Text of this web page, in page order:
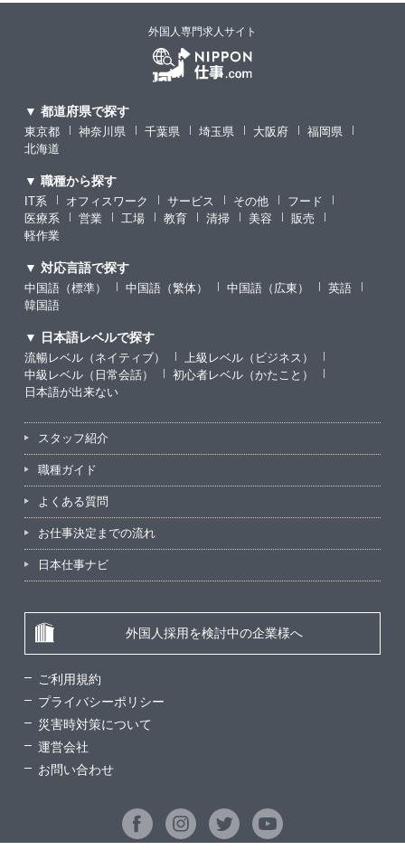
外国人専門求人サイト
▼ 都道府県で探す
東京都 神奈川県 千葉県 埼玉県 大阪府
福岡県
北海道
▼ 職種から探す
IT系 オフィスワーク サービス その他
フード
医療系
営業 工場 教育 清掃 美容
販売
軽作業
▼ 対応言語で探す
中国語（標準） 中国語（繁体） 中国語（広東）
英語
韓国語
▼ 日本語レベルで探す
流暢レベル（ネイティブ）
上級レベル（ビジネス）
中級レベル（日常会話）
初心者レベル（かたこと）
日本語が出来ない
スタッフ紹介
職種ガイド
よくある質問
お仕事決定までの流れ
日本仕事ナビ
外国人採用を検討中の企業様へ
ご利用規約
プライバシーポリシー
災害時対策について
運営会社
お問い合わせ